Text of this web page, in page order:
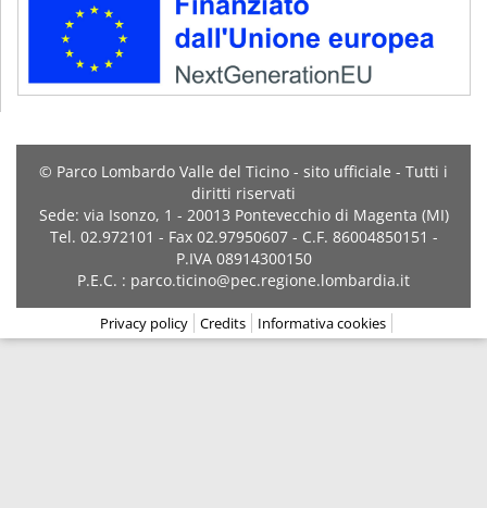
© Parco Lombardo Valle del Ticino - sito ufficiale - Tutti i
diritti riservati
Sede: via Isonzo, 1 - 20013 Pontevecchio di Magenta (MI)
Tel. 02.972101 - Fax 02.97950607 - C.F. 86004850151 -
P.IVA 08914300150
P.E.C. : parco.ticino@pec.regione.lombardia.it
Privacy policy Credits Informativa cookies